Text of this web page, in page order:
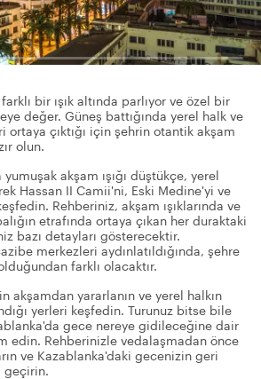
bir ışık altında parlıyor ve özel bir
değer. Güneş battığında yerel halk ve
ortaya çıktığı için şehrin otantik akşam
olun.
akşam ışığı düştükçe, yerel
Hassan II Camii'ni, Eski Medine'yi ve
Rehberiniz, akşam ışıklarında ve
etrafında ortaya çıkan her duraktaki
bazı detayları gösterecektir.
merkezleri aydınlatıldığında, şehre
farklı olacaktır.
akşamdan yararlanın ve yerel halkın
yerleri keşfedin. Turunuz bitse bile
gece nereye gidileceğine dair
edin. Rehberinizle vedalaşmadan önce
ve Kazablanka'daki gecenizin geri
geçirin.